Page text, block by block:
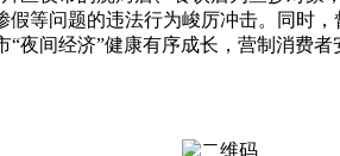
等问题的违法行为峻厉冲击。同时
“夜间经济”健康有序成长，营制消费者